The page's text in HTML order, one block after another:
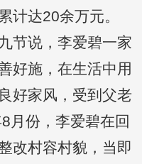
计达20余万元。
说，李爱碧一家
好施，在生活中用
好家风，受到父老
月份，李爱碧在回
改村容村貌，当即